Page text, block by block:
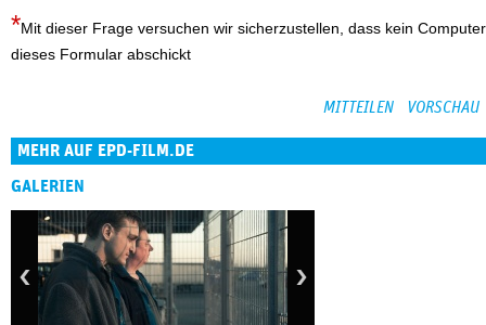
Mit dieser Frage versuchen wir sicherzustellen, dass kein Computer
dieses Formular abschickt
MEHR AUF EPD-FILM.DE
GALERIEN